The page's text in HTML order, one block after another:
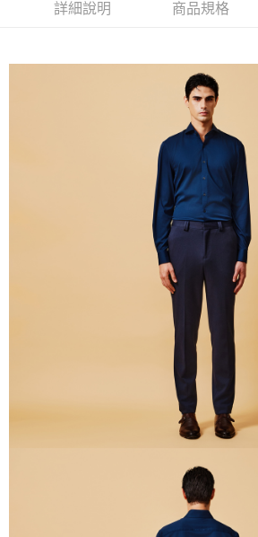
LINEX 宇迅國際
詳細說明 商品規格